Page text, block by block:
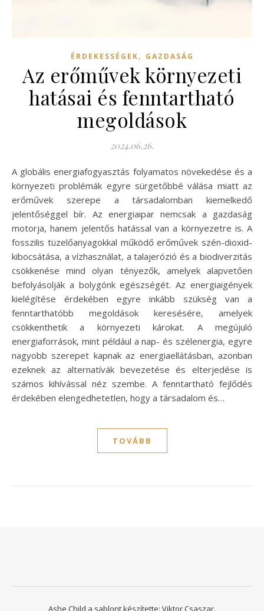
ÉRDEKESSÉGEK, GAZDASÁG
Az erőművek környezeti
hatásai és fenntartható
megoldások
2024.06.26.
A globális energiafogyasztás folyamatos növekedése és a
környezeti problémák egyre sürgetőbbé válása miatt az
erőművek szerepe a társadalomban kiemelkedő
jelentőséggel bír. Az energiaipar nemcsak a gazdaság
motorja, hanem jelentős hatással van a környezetre is. A
fosszilis tüzelőanyagokkal működő erőművek szén-dioxid-
kibocsátása, a vízhasználat, a talajerózió és a biodiverzitás
csökkenése mind olyan tényezők, amelyek alapvetően
befolyásolják a bolygónk egészségét. Az energiaigények
kielégítése érdekében egyre inkább szükség van a
fenntarthatóbb megoldások keresésére, amelyek
csökkenthetik a környezeti károkat. A megújuló
energiaforrások, mint például a nap- és szélenergia, egyre
nagyobb szerepet kapnak az energiaellátásban, azonban
ezeknek az alternatívák bevezetése és elterjedése is
számos kihívással néz szembe. A fenntartható fejlődés
érdekében elengedhetetlen, hogy a társadalom és…
TOVÁBB
Ashe Child a sablont készítette: Viktor Csaszar.